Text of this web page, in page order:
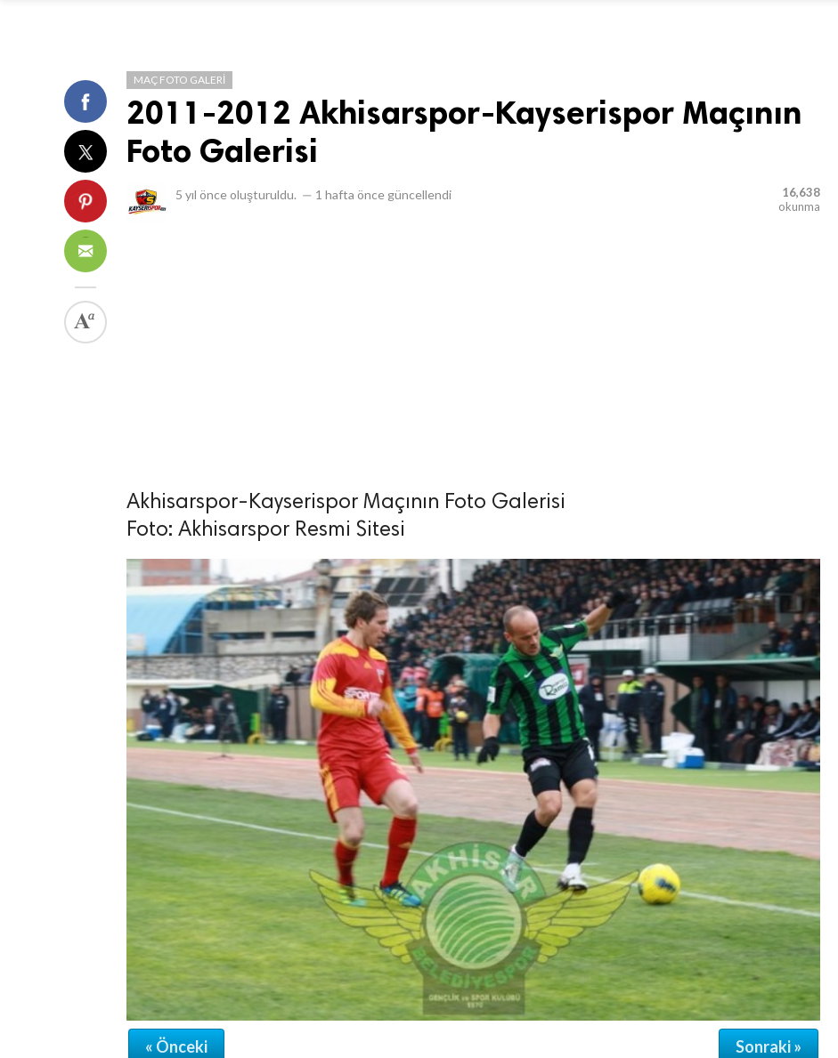
MAÇ FOTO GALERI
2011-2012 Akhisarspor-Kayserispor Maçının
Foto Galerisi
5 yıl önce oluşturuldu. — 1 hafta önce güncellendi
16,638
okunma
Akhisarspor-Kayserispor Maçının Foto Galerisi
Foto: Akhisarspor Resmi Sitesi
« Önceki Sonraki »